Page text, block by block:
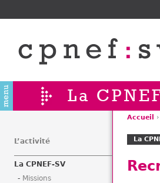
La
s
Accueil ›
La
L’activité
La CPNEF-SV
Missions